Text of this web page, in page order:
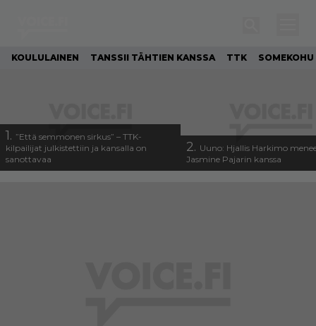
KOULULAINEN TANSSII TÄHTIEN KANSSA TTK SOMEKOHU
1. ”Että semmonen sirkus” – TTK-
kilpailijat julkistettiin ja kansalla on
sanottavaa
2. Uuno: Hjallis Harkimo
Jasmine Pajarin kanssa